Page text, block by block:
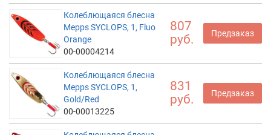
Колеблющаяся блесна
Mepps SYCLOPS, 1, Fluo
Orange
00-00004214
807
руб.
Предзаказ
Колеблющаяся блесна
Mepps SYCLOPS, 1,
Gold/Red
00-00013225
831
руб.
Предзаказ